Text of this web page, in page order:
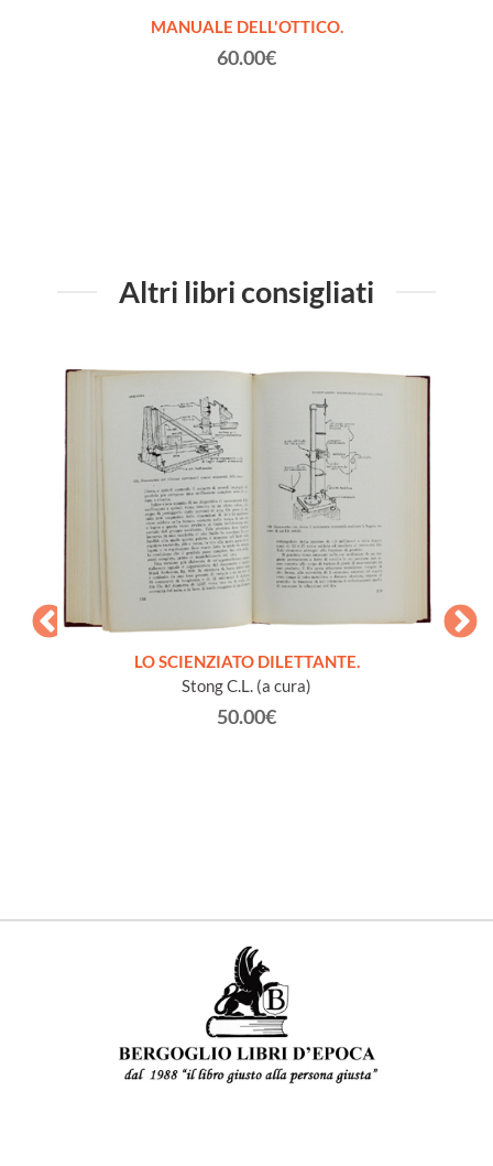
MANUALE DELL'OTTICO.
60.00€
Altri libri consigliati
LO SCIENZIATO DILETTANTE.
Stong C.L. (a cura)
50.00€